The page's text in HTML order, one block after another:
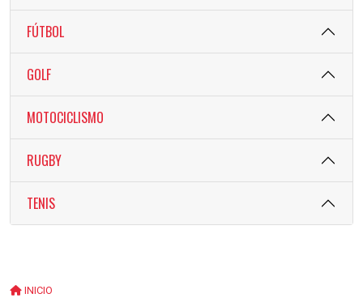
FÚTBOL
GOLF
MOTOCICLISMO
RUGBY
TENIS
INICIO